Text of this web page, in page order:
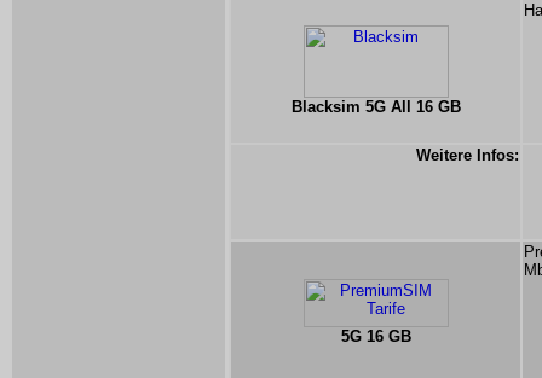
Blacksim 5G All 16 GB
Weitere Infos:
5G 16 GB